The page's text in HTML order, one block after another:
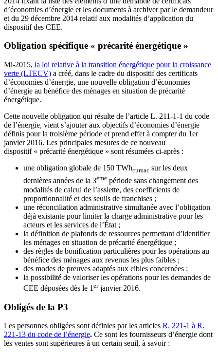
d’économies d’énergie et les documents à archiver par le demandeur
et du 29 décembre 2014 relatif aux modalités d’application du
dispositif des CEE.
Obligation spécifique « précarité énergétique »
Mi-2015, la loi relative à la transition énergétique pour la croissance
verte (LTECV) a créé, dans le cadre du dispositif des certificats
d’économies d’énergie, une nouvelle obligation d’économies
d’énergie au bénéfice des ménages en situation de précarité
énergétique.
Cette nouvelle obligation qui résulte de l’article L. 211-1-1 du code
de l’énergie, vient s’ajouter aux objectifs d’économies d’énergie
définis pour la troisième période et prend effet à compter du 1er
janvier 2016. Les principales mesures de ce nouveau
dispositif « précarité énergétique » sont résumées ci-après :
une obligation globale de 150 TWhcumac sur les deux
dernières années de la 3ème période sans changement des
modalités de calcul de l’assiette, des coefficients de
proportionnalité et des seuils de franchises ;
une réconciliation administrative simultanée avec l’obligation
déjà existante pour limiter la charge administrative pour les
acteurs et les services de l’État ;
la définition de plafonds de ressources permettant d’identifier
les ménages en situation de précarité énergétique ;
des règles de bonification particulières pour les opérations au
bénéfice des ménages aux revenus les plus faibles ;
des modes de preuves adaptés aux cibles concernées ;
la possibilité de valoriser les opérations pour les demandes de
CEE déposées dès le 1 erjanvier 2016.
Obligés de la P3
Les personnes obligées sont définies par les articles R. 221-1 à R.
221-13 du code de l’énergie. Ce sont les fournisseurs d’énergie dont
les ventes sont supérieures à un certain seuil, à savoir :